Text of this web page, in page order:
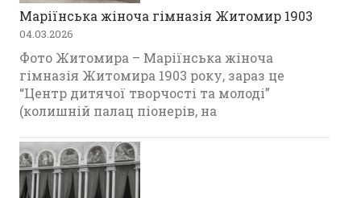
Маріїнська жіноча гімназія Житомир 1903
04.03.2026
Фото Житомира – Маріїнська жіноча
гімназія Житомира 1903 року, зараз це
“Центр дитячої творчості та молоді”
(колишній палац піонерів, на